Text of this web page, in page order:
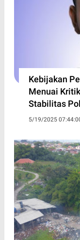
Kebijakan
Menuai
Stabilitas
5/19/2025